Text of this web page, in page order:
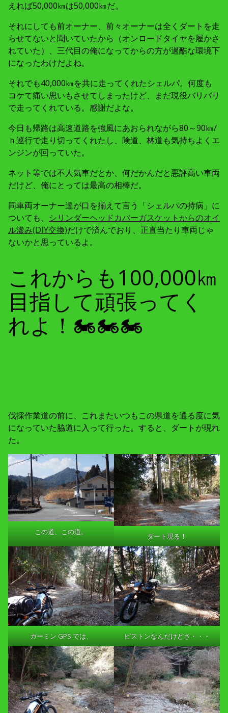
えれば50,000㎞は50,000㎞だ。
それにしても前オーナー、前々オーナーは全くダートを走
らせてないと聞いていたから（オンロードタイヤを履かさ
れていた）、三代目の俺になってからの方が過酷な環境下
になったわけだよね。
それでも40,000㎞を共に走ってくれたシェルパ。何度も
コケて痛い思いもさせてしまったけど、まだ現役バリバリ
で走ってくれている。感謝だよな。
今日も帰路は高速道路を強風にあおられながら80～90㎞/
ｈ巡行で走り切ってくれたし、険道、林道も気持ちよくエ
ンジンが回っていた。
ネット等では不人気車だとか、何だかんだと悪評高い車両
だけど、俺にとっては最高の相棒だ。
同車両オーナー達が口を揃えて言う「シェルパの持病」に
ついても、 シリンダーヘッドカバーガスケットからのオイ
ル滲み(DIY交換)だけで済んでおり、正直当たり車両じゃ
ないかと思っているよ。
これからも100,000㎞
目指して頑張ってく
れよ！🏍🏍🏍
伐採作業道の前に、これまたいつもこの県道を通る度に気
になっていた脇道に入って行った。すると、ダートが現れ
た。
この道、この道。 ダート現る！
ガーミン GPS では、 ピストンなんだけどさ・・・